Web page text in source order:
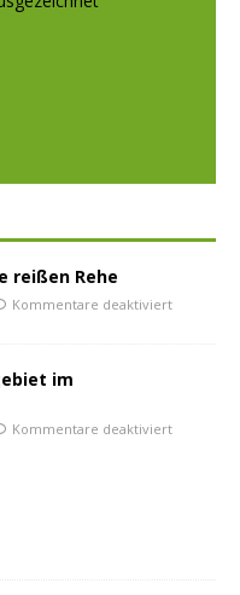
reißen Rehe
Kommentare deaktiviert
im
Kommentare deaktiviert